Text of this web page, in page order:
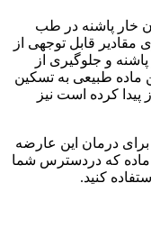
خار پاشنه در طب
قابل توجهی از
و جلوگیری از
ماده طبیعی به تسکین
پیدا کرده است نیز
برای درمان این عارضه
ماده که دردسترس شما
کنید.